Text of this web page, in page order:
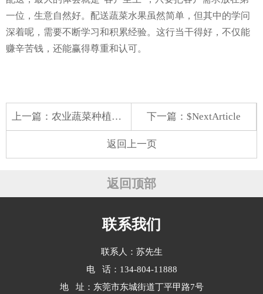
一位，生意自然好。配送蔬菜水果虽然简单，但其中的学问
深着呢，需要不断学习和积累经验。这行当干得好，不仅能
赚辛苦钱，还能赢得尊重和认可。
上一篇： 农业蔬菜种植配送 下一篇：$NextArticle
返回上一页
返回顶部
联系我们
联系人：苏先生
电 话：134-804-11888
地 址：东莞市东城街道丁平甲路7号